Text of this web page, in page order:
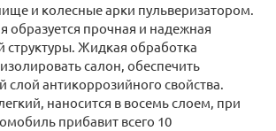
и колесные арки пульверизатором.
образуется прочная и надежная
структуры. Жидкая обработка
салон, обеспечить
слой антикоррозийного свойства.
наносится в восемь слоем, при
прибавит всего 10